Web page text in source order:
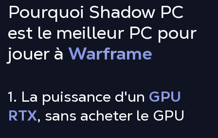
Pourquoi Shadow PC
est le meilleur PC pour
jouer à Warframe
1. La puissance d'un GPU
RTX, sans acheter le GPU